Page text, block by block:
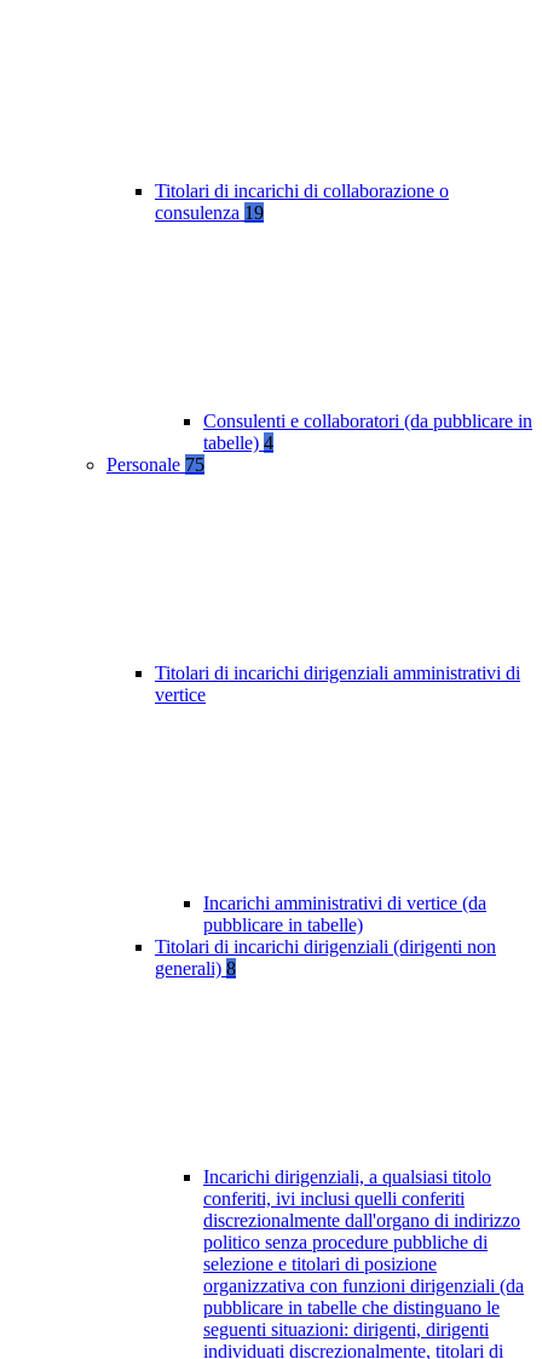
Titolari di incarichi di collaborazione o
consulenza 19
Consulenti e collaboratori (da pubblicare in
tabelle) 4
Personale 75
Titolari di incarichi dirigenziali amministrativi di
vertice
Incarichi amministrativi di vertice (da
pubblicare in tabelle)
Titolari di incarichi dirigenziali (dirigenti non
generali) 8
Incarichi dirigenziali, a qualsiasi titolo
conferiti, ivi inclusi quelli conferiti
discrezionalmente dall'organo di indirizzo
politico senza procedure pubbliche di
selezione e titolari di posizione
organizzativa con funzioni dirigenziali (da
pubblicare in tabelle che distinguano le
seguenti situazioni: dirigenti, dirigenti
individuati discrezionalmente, titolari di